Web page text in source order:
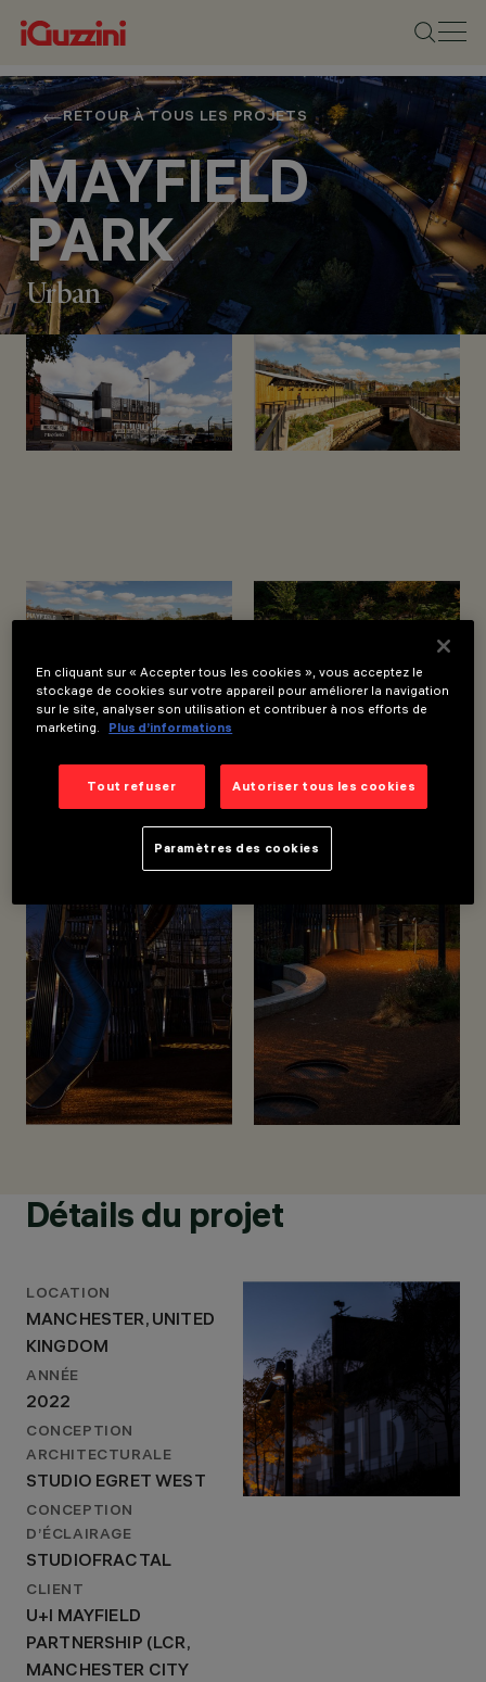
RETOUR À TOUS LES PROJETS
MAYFIELD
PARK
Urban
EMPLACEMENT
MANCHESTER,
UNITED KINGDOM
ANNÉE
STUDIOFRACTAL
Détails du projet
LOCATION
MANCHESTER, UNITED
KINGDOM
ANNÉE
2022
CONCEPTION
ARCHITECTURALE
STUDIO EGRET WEST
CONCEPTION
D’ÉCLAIRAGE
STUDIOFRACTAL
CLIENT
U+I MAYFIELD
PARTNERSHIP (LCR,
MANCHESTER CITY
En cliquant sur « Accepter tous les cookies », vous acceptez le
stockage de cookies sur votre appareil pour améliorer la navigation
sur le site, analyser son utilisation et contribuer à nos efforts de
marketing.
Plus d’informations
Tout refuser Autoriser tous les cookies
Paramètres des cookies